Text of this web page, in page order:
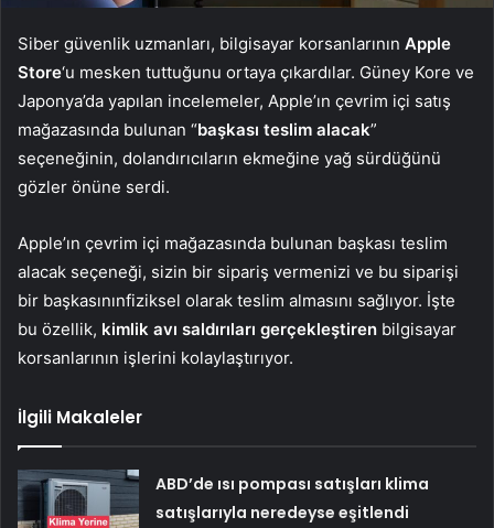
Siber güvenlik uzmanları, bilgisayar korsanlarının Apple
Store‘u mesken tuttuğunu ortaya çıkardılar. Güney Kore ve
Japonya’da yapılan incelemeler, Apple’ın çevrim içi satış
mağazasında bulunan “başkası teslim alacak”
seçeneğinin, dolandırıcıların ekmeğine yağ sürdüğünü
gözler önüne serdi.
Apple’ın çevrim içi mağazasında bulunan başkası teslim
alacak seçeneği, sizin bir sipariş vermenizi ve bu siparişi
bir başkasınınfiziksel olarak teslim almasını sağlıyor. İşte
bu özellik, kimlik avı saldırıları gerçekleştiren bilgisayar
korsanlarının işlerini kolaylaştırıyor.
İlgili Makaleler
ABD’de ısı pompası satışları klima
satışlarıyla neredeyse eşitlendi